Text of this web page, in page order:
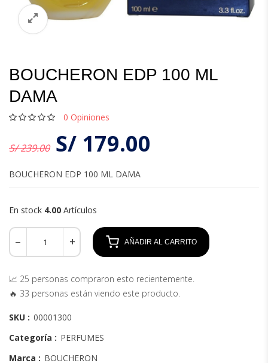
BOUCHERON EDP 100 ML
DAMA
0 Opiniones
S/ 239.00 S/ 179.00
BOUCHERON EDP 100 ML DAMA
En stock 4.00 Artículos
AÑADIR AL CARRITO
📈 25 personas compraron esto recientemente.
🔥 33 personas están viendo este producto.
SKU : 00001300
Categoría : PERFUMES
Marca : BOUCHERON